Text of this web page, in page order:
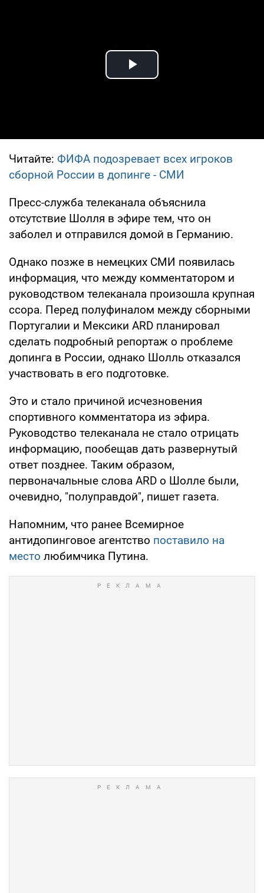
Play Video
Читайте: ФИФА подозревает всех игроков
сборной России в допинге - СМИ
Пресс-служба телеканала объяснила
отсутствие Шолля в эфире тем, что он
заболел и отправился домой в Германию.
Однако позже в немецких СМИ появилась
информация, что между комментатором и
руководством телеканала произошла крупная
ссора. Перед полуфиналом между сборными
Португалии и Мексики ARD планировал
сделать подробный репортаж о проблеме
допинга в России, однако Шолль отказался
участвовать в его подготовке.
Это и стало причиной исчезновения
спортивного комментатора из эфира.
Руководство телеканала не стало отрицать
информацию, пообещав дать развернутый
ответ позднее. Таким образом,
первоначальные слова ARD о Шолле были,
очевидно, "полуправдой", пишет газета.
Напомним, что ранее Всемирное
антидопинговое агентство поставило на
место любимчика Путина.